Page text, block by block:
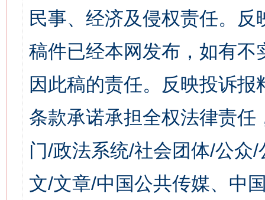
民事、经济及侵权责任。
稿件已经本网发布，如有
因此稿的责任。反映投诉
条款承诺承担全权法律责
门/政法系统/社会团体/公众
文/文章/中国公共传媒、中